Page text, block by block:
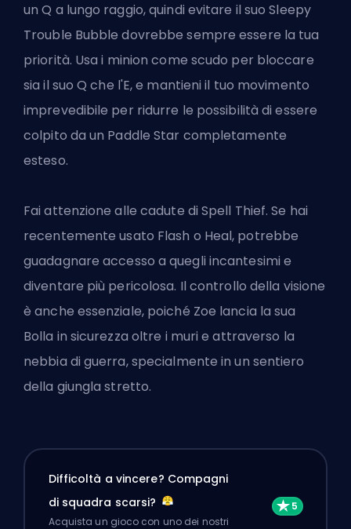
un Q a lungo raggio, quindi evitare il suo Sleepy
Trouble Bubble dovrebbe sempre essere la tua
priorità. Usa i minion come scudo per bloccare
sia il suo Q che l'E, e mantieni il tuo movimento
imprevedibile per ridurre le possibilità di essere
colpito da un Paddle Star completamente
esteso.
Fai attenzione alle cadute di Spell Thief. Se hai
recentemente usato Flash o Heal, potrebbe
guadagnare accesso a quegli incantesimi e
diventare più pericolosa. Il controllo della visione
è anche essenziale, poiché Zoe lancia la sua
Bolla in sicurezza oltre i muri e attraverso la
nebbia di guerra, specialmente in un sentiero
della giungla stretto.
Difficoltà a vincere? Compagni
di squadra scarsi?
Acquista un gioco con uno dei nostri